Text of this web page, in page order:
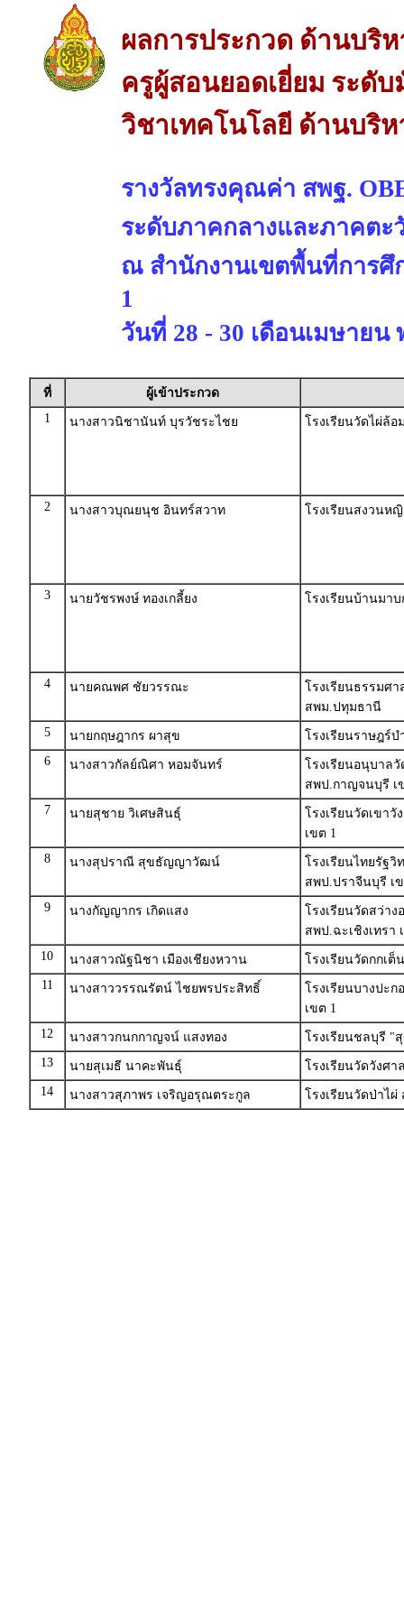
ผลการประกวด ด้านบริ
ครูผู้สอนยอดเยี่ยม ระดั
วิชาเทคโนโลยี ด้านบริห
รางวัลทรงคุณค่า สพฐ.
ระดับภาคกลางและภาคตะ
ณ สำนักงานเขตพื้นที่การศึ
1
วันที่ 28 - 30 เดือนเมษายน
ที่
ผู้เข้าประกวด
1
นางสาวนิชานันท์ บุรวัชระไชย โรงเรียนวัดไผ่ล้
2 นางสาวบุณยนุช อินทร์สวาท โรงเรียนสงวนห
3 นายวัชรพงษ์ ทองเกลี้ยง โรงเรียนบ้านมา
4 นายคณพศ ชัยวรรณะ
โรงเรียนธรรมศ
สพม.ปทุมธานี
5
นายกฤษฎากร ผาสุข
โรงเรียนราษฎร์
6
นางสาวกัลย์ณิศา หอมจันทร์
โรงเรียนอนุบาล
สพป.กาญจนบุรี เ
7
นายสุชาย วิเศษสินธุ์
โรงเรียนวัดเขา
เขต 1
8
นางสุปราณี สุขธัญญาวัฒน์
โรงเรียนไทยรัฐ
สพป.ปราจีนบุรี เ
9
นางกัญญากร เกิดแสง
โรงเรียนวัดสว่า
สพป.ฉะเชิงเทรา
10
นางสาวณัฐนิชา เมืองเชียงหวาน
โรงเรียนวัดกกเ
11
นางสาววรรณรัตน์ ไชยพรประสิทธิ์
โรงเรียนบางปะ
เขต 1
12
นางสาวกนกกาญจน์ แสงทอง
โรงเรียนชลบุรี "
13
นายสุเมธี นาคะพันธุ์
โรงเรียนวัดวังศ
14
นางสาวสุภาพร เจริญอรุณตระกูล โรงเรียนวัดป่าไ